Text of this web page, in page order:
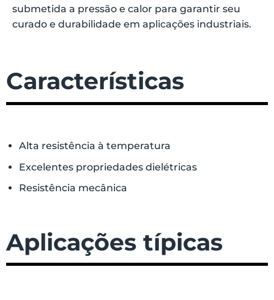
submetida a pressão e calor para garantir seu
curado e durabilidade em aplicações industriais.
Características
Alta resistência à temperatura
Excelentes propriedades dielétricas
Resistência mecânica
Aplicações típicas